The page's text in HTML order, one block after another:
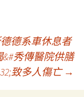
德德系車休息者
秀傳醫院供膳
32;致多人傷亡 →